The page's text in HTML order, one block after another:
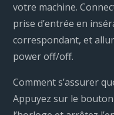
votre machine.
prise d’entrée en
correspondant, et
power off/off.
Comment s’assurer
Appuyez sur le